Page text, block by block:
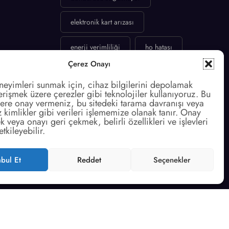
Çerez Onayı
sunmak için, cihaz bilgilerini depolamak
üzere çerezler gibi teknolojiler kullanıyoruz. Bu
onay vermeniz, bu sitedeki tarama davranışı veya
kimlikler gibi verileri işlememize olanak tanır. Onay
veya onayı geri çekmek, belirli özellikleri ve işlevleri
Et Reddet Seçenekler
elektronik kart arızası
enerji verimliliği ho hatası
klima çarpması Kompresör Arızası
kış ayarı buzdolabı Makine Temizliği